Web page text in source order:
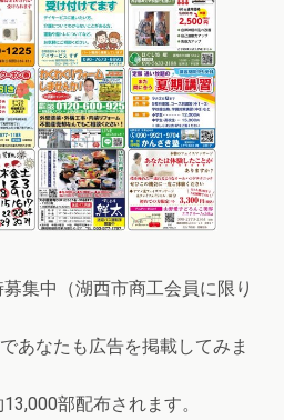
集中（湖西市商工会員に限り
あなたも広告を掲載してみま
部配布されます。